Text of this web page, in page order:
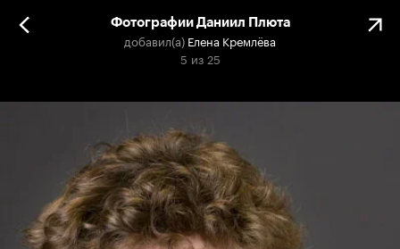
Фотографии Даниил Плюта
добавил(а) Елена Кремлёва
5 из 25